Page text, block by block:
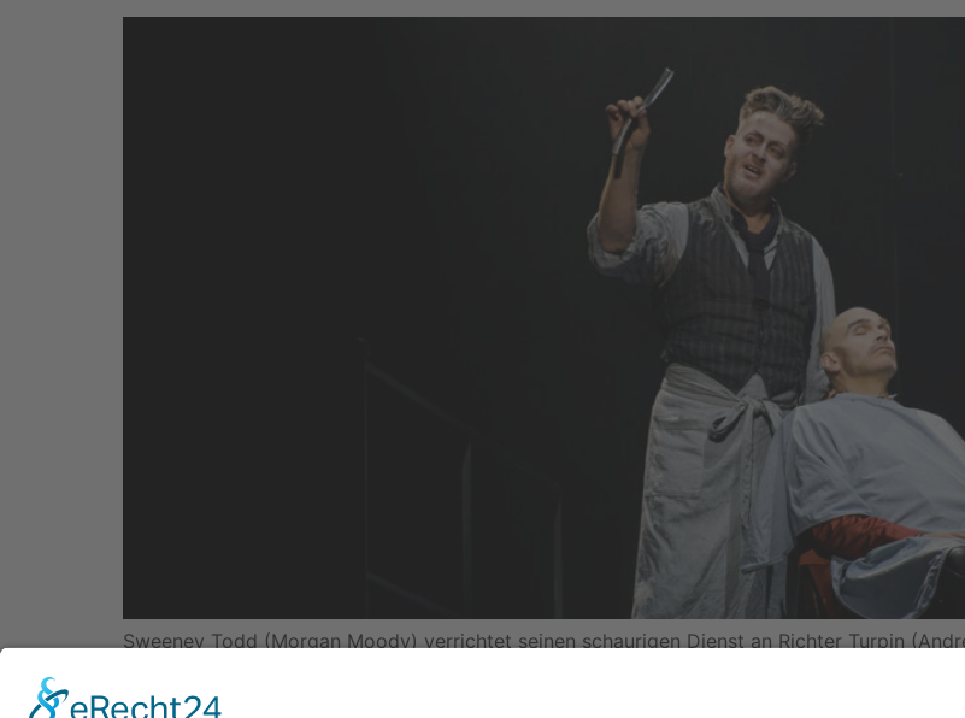
Sweeney Todd (Morgan Moody) verrichtet seinen schaurigen Dienst an Richter Turpin
Sweeney Todd, ein Mords-Musical von Stephen Sondheim, Premiere im Theater Dortmund.